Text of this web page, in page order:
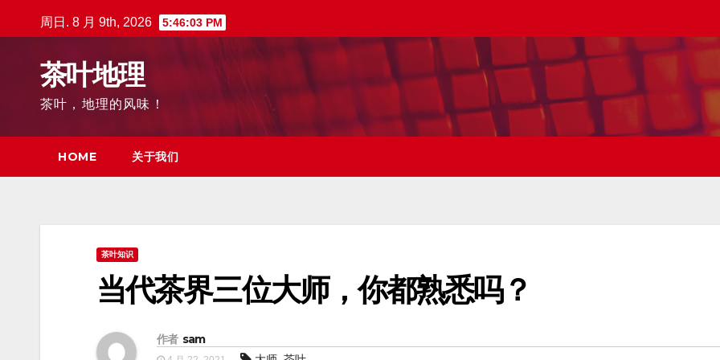
至
周日. 8 月 9th, 2026 5:46:04 PM
茶叶地理
茶叶，地理的风味！
HOME 关于我们
茶叶知识
当代茶界三位大师，你都熟悉吗？
作者 sam